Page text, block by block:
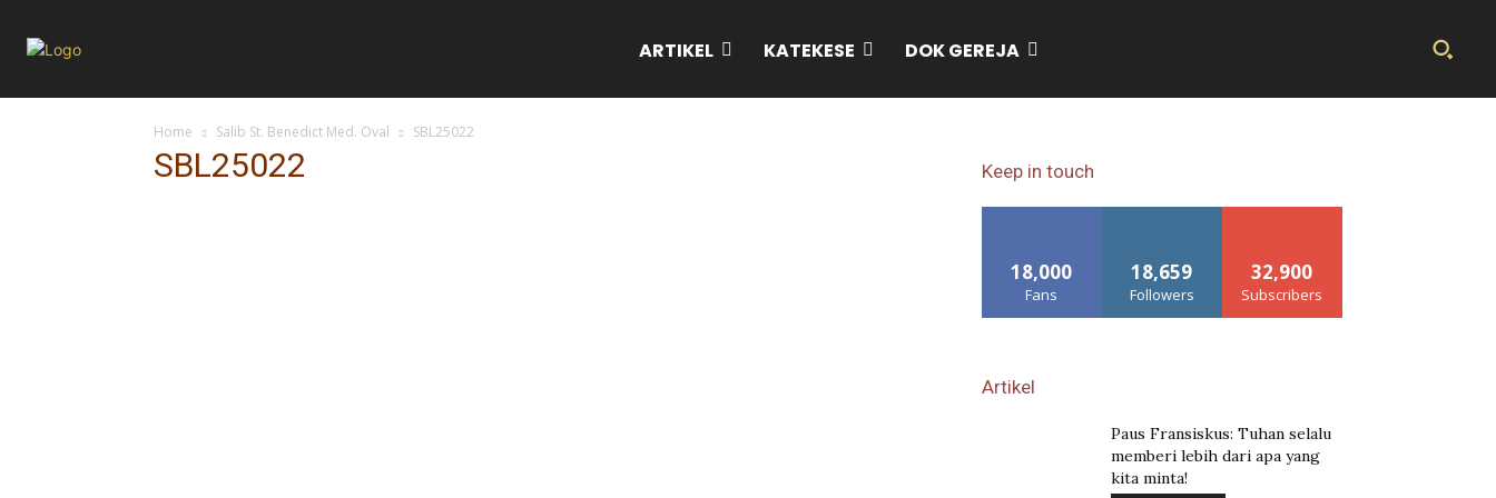
ARTIKEL KATEKESE DOK GEREJA
Home Salib St. Benedict Med. Oval SBL25022
SBL25022 Keep in touch
18,000
Fans
18,659
Followers
32,900
Subscribers
Artikel
Paus Fransiskus: Tuhan selalu
memberi lebih dari apa yang
kita minta!